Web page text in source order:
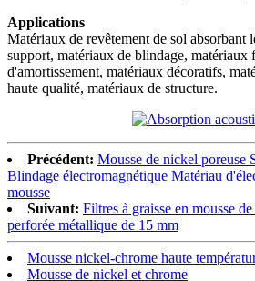
Applications
Matériaux de revêtement de sol absorbant
support, matériaux de blindage, matériaux
d'amortissement, matériaux décoratifs,
haute qualité, matériaux de structure.
Précédent: Mousse de nickel poreuse
Blindage électromagnétique Matériau
mousse
Suivant: Filtres à graisse en mousse
perforée métallique de 15 mm
Mousse nickel-chrome haute
Mousse de nickel et chrome